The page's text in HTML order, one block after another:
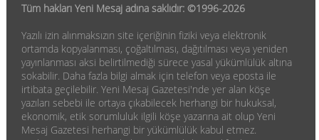
Tüm hakları Yeni Mesaj adına saklıdır: ©1996-2026
Yazılı izin alınmaksızın site içeriğinin fiziki veya elektronik
ortamda kopyalanması, çoğaltılması, dağıtılması veya yeniden
yayınlanması aksi belirtilmediği sürece yasal yükümlülük altına
sokabilir. Daha fazla bilgi almak için telefon veya eposta ile
irtibata geçilebilir. Yeni Mesaj Gazetesi'nde yer alan köşe
yazıları sebebi ile ortaya çıkabilecek herhangi bir hukuksal,
ekonomik, etik sorumluluk ilgili köşe yazarına ait olup Yeni
Mesaj Gazetesi herhangi bir yükümlülük kabul etmez.